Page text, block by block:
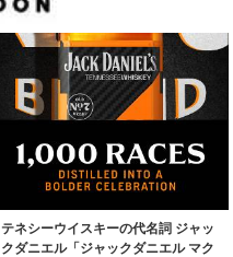
テネシーウイスキーの代名詞 ジャッ
クダニエル「ジャックダニエル マク